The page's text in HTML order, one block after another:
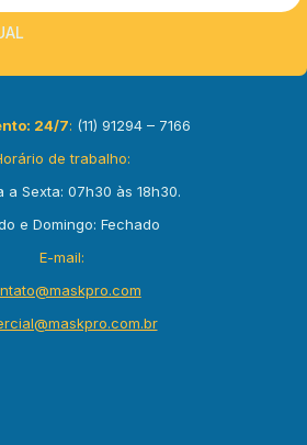
24/7: (11) 91294 – 7166
de trabalho:
a Sexta: 07h30 às 18h30.
e Domingo: Fechado
E-mail: